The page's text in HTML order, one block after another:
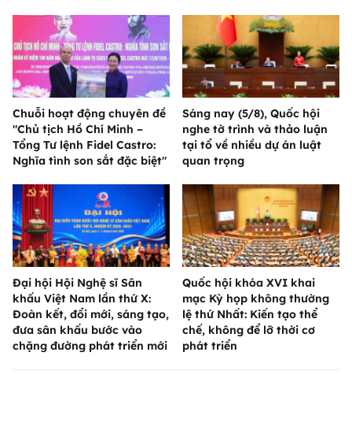
Chuỗi hoạt động chuyên đề
"Chủ tịch Hồ Chí Minh –
Tổng Tư lệnh Fidel Castro:
Nghĩa tình son sắt đặc biệt"
Sáng nay (5/8), Quốc hội
nghe tờ trình và thảo luận
tại tổ về nhiều dự án luật
quan trọng
Đại hội Hội Nghệ sĩ Sân
khấu Việt Nam lần thứ X:
Đoàn kết, đổi mới, sáng tạo,
đưa sân khấu bước vào
chặng đường phát triển mới
Quốc hội khóa XVI khai
mạc Kỳ họp không thường
lệ thứ Nhất: Kiến tạo thể
chế, không để lỡ thời cơ
phát triển